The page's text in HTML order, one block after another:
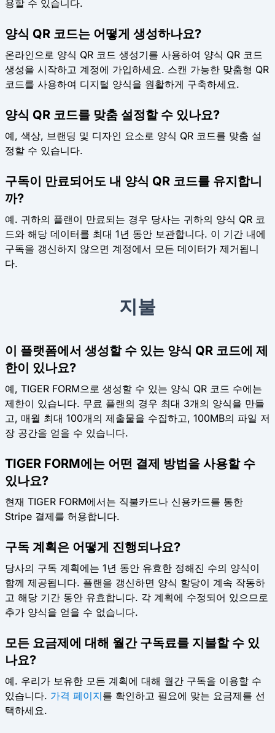
용할 수 있습니다.
양식 QR 코드는 어떻게 생성하나요?
온라인으로 양식 QR 코드 생성기를 사용하여 양식 QR 코드
생성을 시작하고 계정에 가입하세요. 스캔 가능한 맞춤형 QR
코드를 사용하여 디지털 양식을 원활하게 구축하세요.
양식 QR 코드를 맞춤 설정할 수 있나요?
예, 색상, 브랜딩 및 디자인 요소로 양식 QR 코드를 맞춤 설
정할 수 있습니다.
구독이 만료되어도 내 양식 QR 코드를 유지합니
까?
예. 귀하의 플랜이 만료되는 경우 당사는 귀하의 양식 QR 코
드와 해당 데이터를 최대 1년 동안 보관합니다. 이 기간 내에
구독을 갱신하지 않으면 계정에서 모든 데이터가 제거됩니
다.
지불
이 플랫폼에서 생성할 수 있는 양식 QR 코드에 제
한이 있나요?
예, TIGER FORM으로 생성할 수 있는 양식 QR 코드 수에는
제한이 있습니다. 무료 플랜의 경우 최대 3개의 양식을 만들
고, 매월 최대 100개의 제출물을 수집하고, 100MB의 파일 저
장 공간을 얻을 수 있습니다.
TIGER FORM에는 어떤 결제 방법을 사용할 수
있나요?
현재 TIGER FORM에서는 직불카드나 신용카드를 통한
Stripe 결제를 허용합니다.
구독 계획은 어떻게 진행되나요?
당사의 구독 계획에는 1년 동안 유효한 정해진 수의 양식이
함께 제공됩니다. 플랜을 갱신하면 양식 할당이 계속 작동하
고 해당 기간 동안 유효합니다. 각 계획에 수정되어 있으므로
추가 양식을 얻을 수 없습니다.
모든 요금제에 대해 월간 구독료를 지불할 수 있
나요?
예. 우리가 보유한 모든 계획에 대해 월간 구독을 이용할 수
있습니다. 가격 페이지를 확인하고 필요에 맞는 요금제를 선
택하세요.